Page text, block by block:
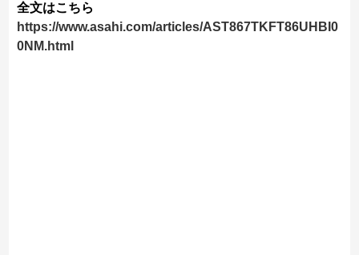
全文はこちら
https://www.asahi.com/articles/AST867TKFT86UHBI0
0NM.html